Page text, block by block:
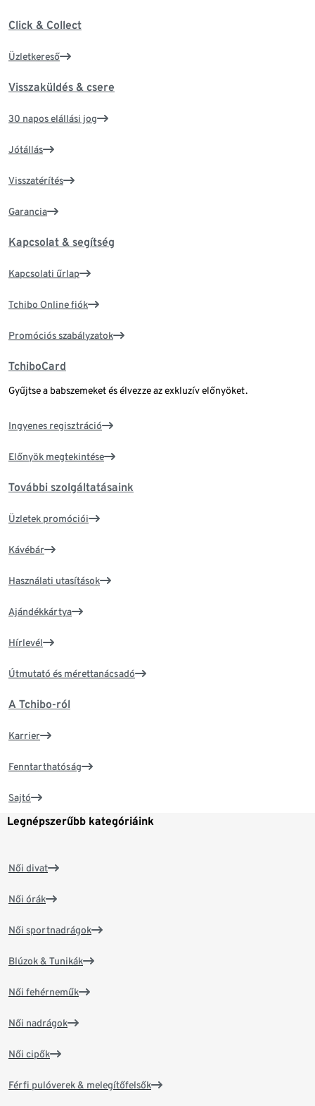
Click & Collect
Üzletkereső
Visszaküldés & csere
30 napos elállási jog
Jótállás
Visszatérítés
Garancia
Kapcsolat & segítség
Kapcsolati űrlap
Tchibo Online fiók
Promóciós szabályzatok
TchiboCard
Gyűjtse a babszemeket és élvezze az exkluzív előnyöket.
Ingyenes regisztráció
Előnyök megtekintése
További szolgáltatásaink
Üzletek promóciói
Kávébár
Használati utasítások
Ajándékkártya
Hírlevél
Útmutató és mérettanácsadó
A Tchibo-ról
Karrier
Fenntarthatóság
Sajtó
Legnépszerűbb kategóriáink
Női divat
Női órák
Női sportnadrágok
Blúzok & Tunikák
Női fehérneműk
Női nadrágok
Női cipők
Férfi pulóverek & melegítőfelsők